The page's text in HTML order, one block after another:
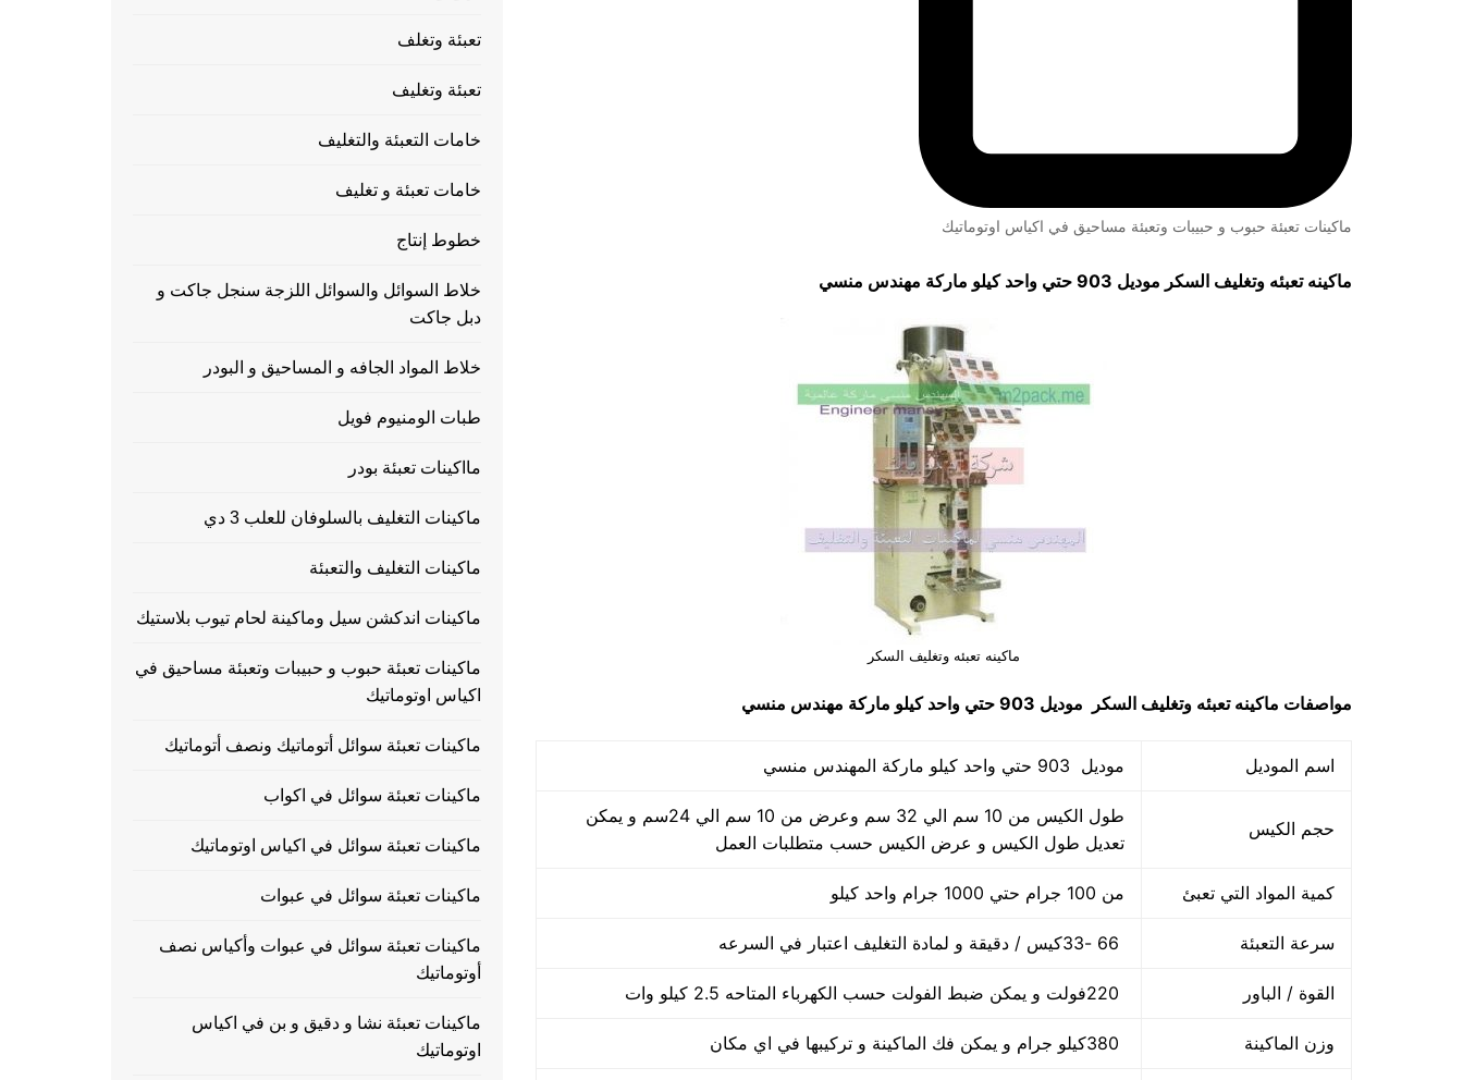
ماكينات تعبئة حبوب و حبيبات وتعبئة مساحيق في اكياس اوتوماتيك
ماكينه تعبئه وتغليف السكر موديل 903 حتي واحد كيلو ماركة مهندس منسي
ماكينه تعبئه وتغليف السكر
مواصفات ماكينه تعبئه وتغليف السكر موديل 903 حتي واحد كيلو ماركة مهندس منسي
اسم الموديل موديل 903 حتي واحد كيلو ماركة المهندس منسي
حجم الكيس
طول الكيس من 10 سم الي 32 سم وعرض من 10 سم الي 24سم و يمكن
تعديل طول الكيس و عرض الكيس حسب متطلبات العمل
كمية المواد التي تعبئ من 100 جرام حتي 1000 جرام واحد كيلو
سرعة التعبئة
القوة / الباور
وزن الماكينة
تعبئة وتغلف
تعبئة وتغليف
خامات التعبئة والتغليف
خامات تعبئة و تغليف
خطوط إنتاج
خلاط السوائل والسوائل اللزجة سنجل جاكت و
دبل جاكت
خلاط المواد الجافه و المساحيق و البودر
طبات الومنيوم فويل
مااكينات تعبئة بودر
ماكينات التغليف بالسلوفان للعلب 3 دي
ماكينات التغليف والتعبئة
ماكينات اندكشن سيل وماكينة لحام تيوب بلاستيك
ماكينات تعبئة حبوب و حبيبات وتعبئة مساحيق في
اكياس اوتوماتيك
ماكينات تعبئة سوائل أتوماتيك ونصف أتوماتيك
ماكينات تعبئة سوائل في اكواب
ماكينات تعبئة سوائل في اكياس اوتوماتيك
ماكينات تعبئة سوائل في عبوات
ماكينات تعبئة سوائل في عبوات وأكياس نصف
أوتوماتيك
ماكينات تعبئة نشا و دقيق و بن في اكياس
اوتوماتيك